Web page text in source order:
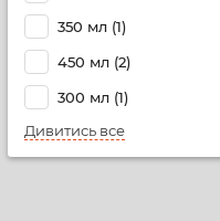
350 мл (1)
450 мл (2)
300 мл (1)
Дивитись все